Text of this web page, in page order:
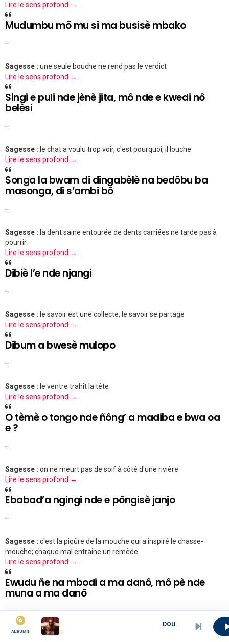
Lire le sens profond →
Mudumbu mô mu si ma busisè mbako
""
Sagesse : une seule bouche ne rend pas le verdict
Lire le sens profond →
Singi e puli nde jènè jita, mô nde e kwedi nô
belèsi
""
Sagesse : le chat a voulu trop voir, c'est pourquoi, il louche
Lire le sens profond →
Songa la bwam di dingabèlè na bedôbu ba
masonga, di s’ambi bô
""
Sagesse : la dent saine entourée de dents carriées ne tarde pas à
pourrir
Lire le sens profond →
Dibiè l’e nde njangi
""
Sagesse : le savoir est une collecte, le savoir se partage
Lire le sens profond →
Dibum a bwesè mulopo
""
Sagesse : le ventre trahit la tête
Lire le sens profond →
O tèmè o tongo nde ñông’ a madiba e bwa oa
e ?
""
Sagesse : on ne meurt pas de soif à côté d'une rivière
Lire le sens profond →
Ebabad’a ngingi nde e pôngisè janjo
""
Sagesse : c'est la piqûre de la mouche qui a inspiré le chasse-
mouche; chaque mal entraine un remède
Lire le sens profond →
Ewudu ñe na mbodi a ma danô, mô pè nde
muna a ma danô
Sagesse :
l'herbe que la chèvre mange, est l'herbe que le chevreau
ALBUMS
DOUALA MBEDI NA SAWEDI